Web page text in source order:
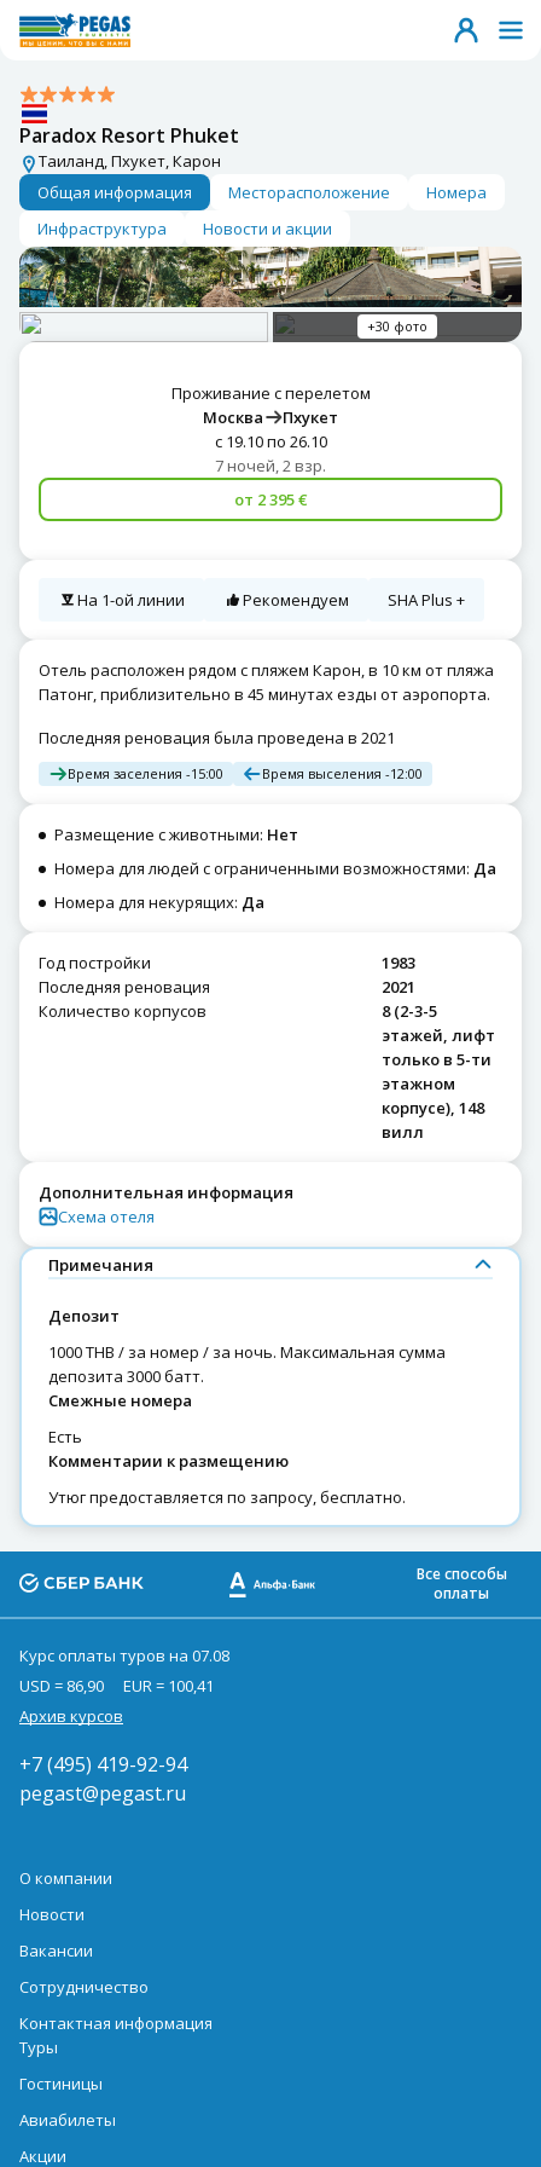
Paradox Resort Phuket
Таиланд, Пхукет, Карон
Общая информация
Месторасположение
Номера
Инфраструктура
Новости и акции
+30 фото
Проживание с перелетом
Москва
Пхукет
с 19.10 по 26.10
7 ночей, 2 взр.
от 2 395 €
На 1-ой линии Рекомендуем SHA Plus +
Отель расположен рядом с пляжем Карон, в 10 км от пляжа
Патонг, приблизительно в 45 минутах езды от аэропорта.
Последняя реновация была проведена в 2021
Время заселения -15:00 Время выселения -12:00
Размещение с животными: Нет
Номера для людей с ограниченными возможностями: Да
Номера для некурящих: Да
Год постройки
1983
Последняя реновация
2021
Количество корпусов
8 (2-3-5
этажей, лифт
только в 5-ти
этажном
корпусе), 148
вилл
Дополнительная информация
Схема отеля
Примечания
Депозит
1000 THB / за номер / за ночь. Максимальная сумма
депозита 3000 батт.
Смежные номера
есть
Комментарии к размещению
Утюг предоставляется по запросу, бесплатно.
Все способы
оплаты
Курс оплаты туров на 07.08
USD = 86,90
EUR = 100,41
Архив курсов
+7 (495) 419-92-94
pegast@pegast.ru
О компании
Новости
Вакансии
Сотрудничество
Контактная информация
Туры
Гостиницы
Авиабилеты
Акции